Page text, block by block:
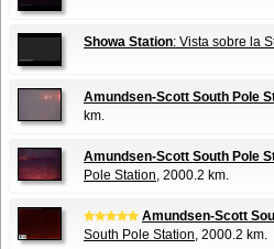
Showa Station: Vista sobre la
Amundsen-Scott South Pole
km.
Amundsen-Scott South Pole
Pole Station, 2000.2 km.
Amundsen-Scott
South Pole Station, 2000.2 km.